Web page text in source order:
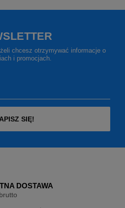
chcesz otrzymywać informacje o
i promocjach.
SIĘ!
DOSTAWA